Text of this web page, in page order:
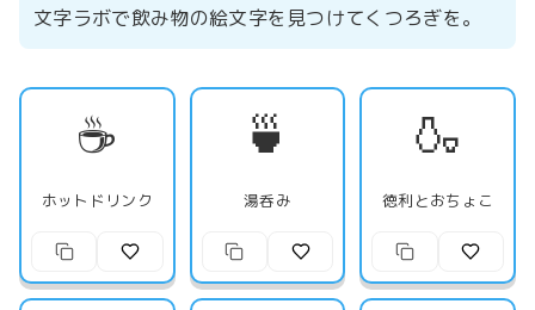
文字ラボで飲み物の絵文字を見つけてくつろぎを。
☕
ホットドリンク
🍵
湯呑み
🍶
徳利とおちょこ